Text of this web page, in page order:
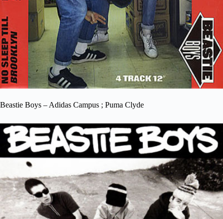
Beastie Boys – Adidas Campus ; Puma Clyde